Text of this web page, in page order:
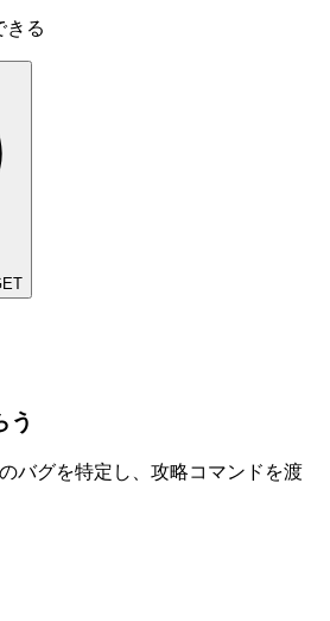
きる
う
バグを特定し、攻略コマンドを渡